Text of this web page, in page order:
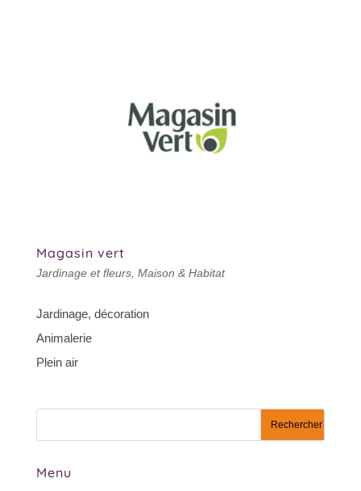
Magasin vert
Jardinage et fleurs, Maison & Habitat
Jardinage, décoration
Animalerie
Plein air
Menu